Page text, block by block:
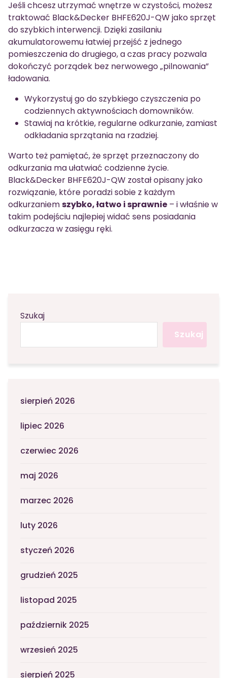
Jeśli chcesz utrzymać wnętrze w czystości, możesz
traktować Black&Decker BHFE620J-QW jako sprzęt
do szybkich interwencji. Dzięki zasilaniu
akumulatorowemu łatwiej przejść z jednego
pomieszczenia do drugiego, a czas pracy pozwala
dokończyć porządek bez nerwowego „pilnowania”
ładowania.
Wykorzystuj go do szybkiego czyszczenia po
codziennych aktywnościach domowników.
Stawiaj na krótkie, regularne odkurzanie, zamiast
odkładania sprzątania na rzadziej.
Warto też pamiętać, że sprzęt przeznaczony do
odkurzania ma ułatwiać codzienne życie.
Black&Decker BHFE620J-QW został opisany jako
rozwiązanie, które poradzi sobie z każdym
odkurzaniemszybko, łatwo i sprawnie – i właśnie w
takim podejściu najlepiej widać sens posiadania
odkurzacza w zasięgu ręki.
Szukaj
Szukaj
sierpień 2026
lipiec 2026
czerwiec 2026
maj 2026
marzec 2026
luty 2026
styczeń 2026
grudzień 2025
listopad 2025
październik 2025
wrzesień 2025
sierpień 2025